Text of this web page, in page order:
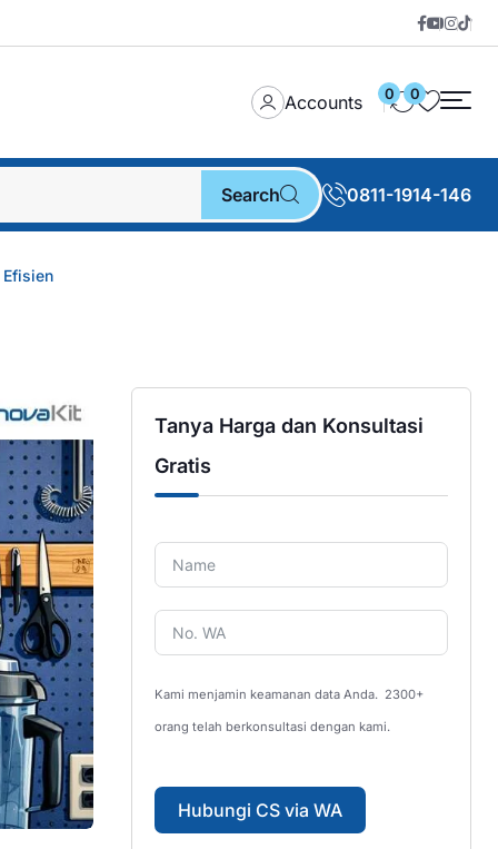
Accounts 0 0
Search 0811-1914-146
Tanya Harga dan Konsultasi
Gratis
Kami menjamin keamanan data Anda. 2300+
orang telah berkonsultasi dengan kami.
Hubungi CS via WA